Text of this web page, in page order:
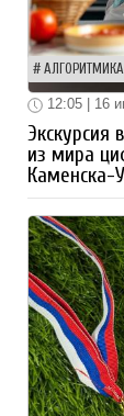
АЛГОРИТМИКА
12:05 | 16
Экскурсия
из мира
Каменска-